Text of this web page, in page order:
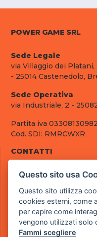
POWER GAME SRL
Sede Legale
via Villaggio dei Platani,
- 25014 Castenedolo,
Sede Operativa
via Industriale, 2 -
Partita iva 03308130982
Cod. SDI: RMRCWXR
CONTATTI
tel.: +39 030 376 2377
pec:
LINK UTILI
Chi siamo
Questo sito usa
Questo sito utilizza
cookies esterni, come
per capire come
vengono utilizzati solo
Fammi scegliere